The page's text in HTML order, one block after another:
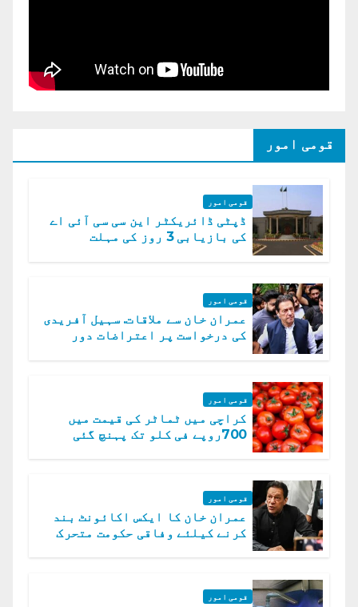
قومی امور
قومی امور
ڈپٹی ڈائریکٹر این سی سی آئی اے
کی بازیابی 3 روز کی مہلت
قومی امور
عمران خان سے ملاقات. سہیل آفریدی
کی درخواست پر اعتراضات دور
قومی امور
کراچی میں ٹماٹر کی قیمت میں
700روپے فی کلو تک پہنچ گئی
قومی امور
عمران خان کا ایکس اکائونٹ بند
کرنے کیلئے وفاقی حکومت متحرک
قومی امور